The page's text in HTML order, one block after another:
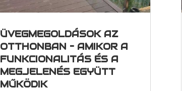
ÜVEGMEGOLDÁSOK AZ
OTTHONBAN – AMIKOR A
FUNKCIONALITÁS ÉS A
MEGJELENÉS EGYÜTT
MŰKÖDIK